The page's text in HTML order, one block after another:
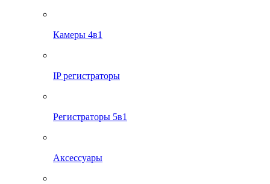
Камеры 4в1
IP регистраторы
Регистраторы 5в1
Аксессуары